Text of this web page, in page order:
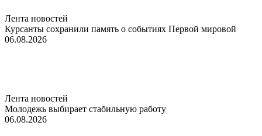
Лента новостей
Курсанты сохранили память о событиях Первой мировой
06.08.2026
Лента новостей
Молодежь выбирает стабильную работу
06.08.2026